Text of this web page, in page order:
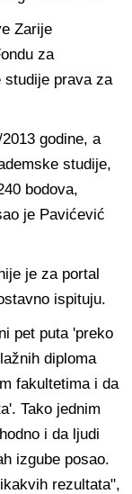
Zarije
za
prava za
godine, a
studije,
bodova,
je Pavićević
je za portal
ispituju.
pet puta 'preko
diploma
fakultetima i da
Tako jednim
i da ljudi
izgube posao.
rezultata",